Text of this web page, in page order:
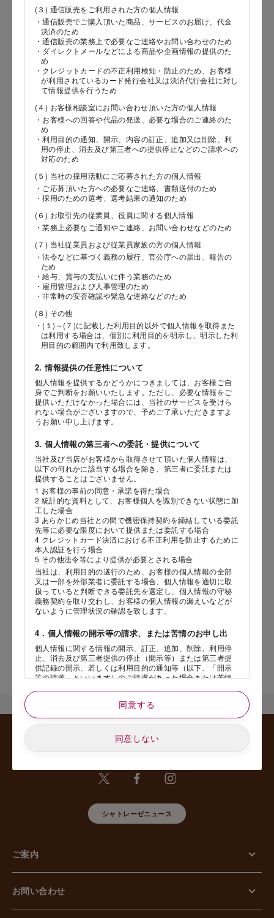
(３) 通信販売をご利用された方の個人情報
・通信販売でご購入頂いた商品、サービスのお届け、代金
決済のため
・通信販売の業務上で必要なご連絡やお問い合わせのため
・ダイレクトメールなどによる商品や企画情報の提供のた
め
・クレジットカードの不正利用検知・防止のため、お客様
が利用されているカード発行会社又は決済代行会社に対し
て情報提供を行うため
(４) お客様相談室にお問い合わせ頂いた方の個人情報
・お客様への回答や代品の発送、必要な場合のご連絡のた
め
・利用目的の通知、開示、内容の訂正、追加又は削除、利
用の停止、消去及び第三者への提供停止などのご請求への
対応のため
(５) 当社の採用活動にご応募された方の個人情報
・ご応募頂いた方への必要なご連絡、書類送付のため
・採用のための選考、選考結果の通知のため
(６) お取引先の従業員、役員に関する個人情報
・業務上必要なご通知やご連絡、お問い合わせなどのため
(７) 当社従業員および従業員家族の方の個人情報
・法令などに基づく義務の履行、官公庁への届出、報告の
ため
・給与、賞与の支払いに伴う業務のため
・雇用管理および人事管理のため
・非常時の安否確認や緊急な連絡などのため
(８) その他
・(１)～(７)に記載した利用目的以外で個人情報を取得また
は利用する場合は、個別に利用目的を明示し、明示した利
用目的の範囲内で利用致します。
2. 情報提供の任意性について
個人情報を提供するかどうかにつきましては、お客様ご自
身でご判断をお願いいたします。ただし、必要な情報をご
提供いただけなかった場合には、当社のサービスを受けら
れない場合がございますので、予めご了承いただきますよ
うお願い申し上げます。
3. 個人情報の第三者への委託・提供について
当社及び当店がお客様から取得させて頂いた個人情報は、
以下の何れかに該当する場合を除き、第三者に委託または
提供することはございません。
1 お客様の事前の同意・承諾を得た場合
2 統計的な資料として、お客様個人を識別できない状態に加
工した場合
3 あらかじめ当社との間で機密保持契約を締結している委託
先等に必要な限度において提供または委託する場合
4 クレジットカード決済における不正利用を防止するために
本人認証を行う場合
5 その他法令等により提供が必要とされる場合
当社は、利用目的の遂行のため、お客様の個人情報の全部
又は一部を外部業者に委託する場合、個人情報を適切に取
扱っていると判断できる委託先を選定し、個人情報の守秘
義務契約を取り交わし、お客様の個人情報の漏えいなどが
ないように管理状況の確認を致します。
4．個人情報の開示等の請求、または苦情のお申し出
個人情報に関する情報の開示、訂正、追加、削除、利用停
止、消去及び第三者提供の停止（開示等）または第三者提
供記録の開示、若しくは利用目的の通知等（以下、「開示
等の請求」といいます）のご請求があった場合または苦情
認させていただいたうえで、特別な理由のない限り合理的
な期間と範囲内で対応させていただきます。
5. 個人情報の安全管理のために講じた措置について
当社は外的環境を把握した上で個人情報の安全管理のため
【組織的安全管理措置】
組織体制の整備、個人情報の取扱いに係る規律に従った運
等事案に対応する体制の整備、取扱い状況の把握及び安全
管理措置の見直し等に関して、必要な措置を講じていま
期的な教育等を行っております。また、個人情報の秘密保
個人情報を取り扱う区域の管理、機器及び電子媒体等の盗
難等の防止、電子媒体等を持ち運ぶ場合の漏えい等の防
止、個人情報の削除及び機器、電子媒体等の廃棄に関し
同意する
同意しない
電話番号
メールアドレス
郵便番号
都道府県
市区郡
生年月日
年
月
店舗サービスに関するお問い合わせにつきましては、内容欄に『店
舗名』を記載いただけますと幸いです。
シャトレーゼニュース
ご案内
お問い合わせ
岳や末広がりを意味す
やつ時」という意味を込
。雄大な八ヶ岳山麓の自
れる、こだわりのスイー
海外 Overseas shops
Indonesia
Malaysia
Hong Kong
UAE
Thailand
Vietnam